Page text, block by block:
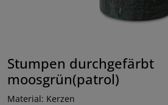
Stumpen durchgefärbt
moosgrün(patrol)
Material: Kerzen